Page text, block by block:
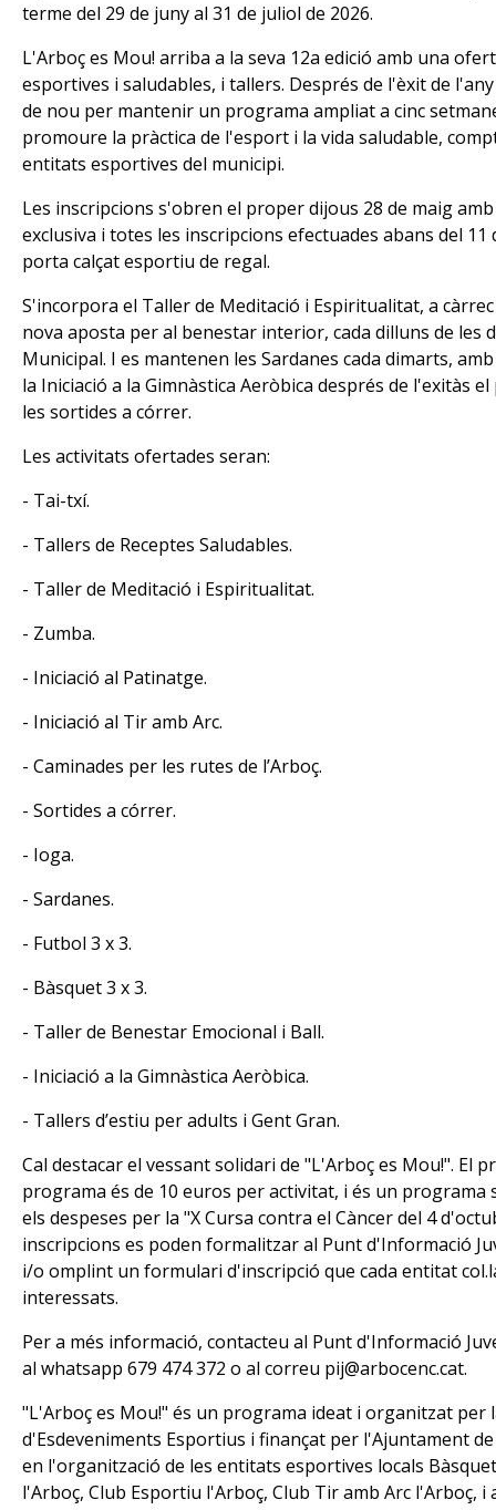
terme del 29 de juny al 31 de juliol de 2026.
L'Arboç es Mou! arriba a la seva 12a edició amb una
esportives i saludables, i tallers. Després de l'èxit de
de nou per mantenir un programa ampliat a cinc
promoure la pràctica de l'esport i la vida saludable,
entitats esportives del municipi.
Les inscripcions s'obren el proper dijous 28 de maig
exclusiva i totes les inscripcions efectuades abans del
porta calçat esportiu de regal.
S'incorpora el Taller de Meditació i Espiritualitat, a
nova aposta per al benestar interior, cada dilluns de les
Municipal. I es mantenen les Sardanes cada dimarts,
la Iniciació a la Gimnàstica Aeròbica després de l'exitàs
les sortides a córrer.
Les activitats ofertades seran:
- Tai-txí.
- Tallers de Receptes Saludables.
- Taller de Meditació i Espiritualitat.
- Zumba.
- Iniciació al Patinatge.
- Iniciació al Tir amb Arc.
- Caminades per les rutes de l’Arboç.
- Sortides a córrer.
- Ioga.
- Sardanes.
- Futbol 3 x 3.
- Bàsquet 3 x 3.
- Taller de Benestar Emocional i Ball.
- Iniciació a la Gimnàstica Aeròbica.
- Tallers d’estiu per adults i Gent Gran.
Cal destacar el vessant solidari de "L'Arboç es Mou!". El
programa és de 10 euros per activitat, i és un programa
els despeses per la "X Cursa contra el Càncer del 4
inscripcions es poden formalitzar al Punt d'Informació
i/o omplint un formulari d'inscripció que cada entitat
interessats.
Per a més informació, contacteu al Punt d'Informació
al whatsapp 679 474 372 o al correu pij@arbocenc.cat.
"L'Arboç es Mou!" és un programa ideat i organitzat per
d'Esdeveniments Esportius i finançat per l'Ajuntament
en l'organització de les entitats esportives locals
l'Arboç, Club Esportiu l'Arboç, Club Tir amb Arc l'Arboç, i